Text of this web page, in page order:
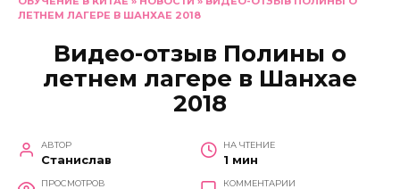
содержанию
ЛЕТНЕМ ЛАГЕРЕ В ШАНХАЕ 2018
Видео-отзыв Полины о
летнем лагере в Шанхае
2018
АВТОР
Станислав
НА ЧТЕНИЕ
1 мин
ПРОСМОТРОВ КОММЕНТАРИИ